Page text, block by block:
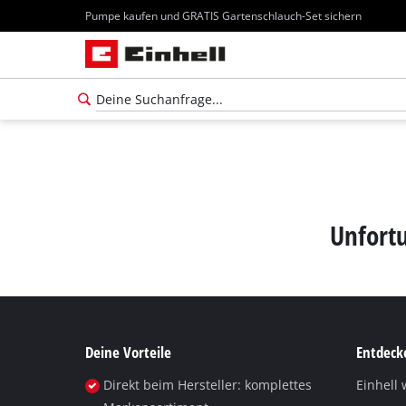
Pumpe kaufen und GRATIS Gartenschlauch-Set sichern
Deine Vorteile
Direkt beim Hersteller: komplettes
Einhell